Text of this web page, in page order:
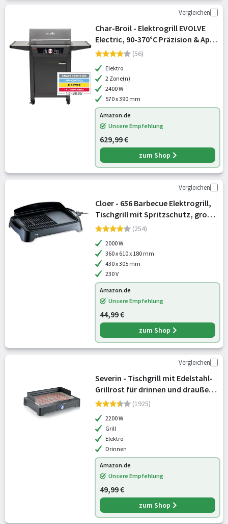
Vergleichen
Char-Broil - Elektrogrill EVOLVE
Electric, 90-370°C Präzision & App-
Steuerung(56)
Elektro
2 Zone(n)
2400 W
570 x 390 mm
Amazon.de
Unsere Empfehlung
629,99 €
zum Shop
Vergleichen
Cloer - 656 Barbecue Elektrogrill,
Tischgrill mit Spritzschutz, große
Grillfläche 43 x 30,5 cm,
schwarz
(254)
2000 W
360 x 610 x 180 mm
430 x 305 mm
230 V
Amazon.de
Unsere Empfehlung
44,99 €
zum Shop
Vergleichen
Severin - Tischgrill mit Edelstahl-
Grillrost für drinnen und draußen,
Elektrogrill mit schnellem Grill-
Verbrennungsgefahr, Schwarz, PG
(1925)
2200 W
Grill
Elektro
Drinnen
Amazon.de
Unsere Empfehlung
49,99 €
zum Shop